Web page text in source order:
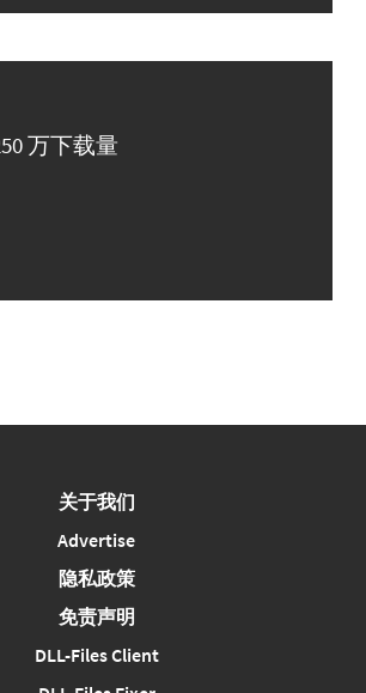
万下载量
关于我们
Advertise
隐私政策
免责声明
DLL-Files Client